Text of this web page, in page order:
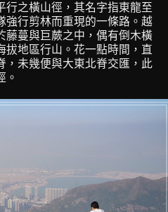
行之橫山徑，其名字指東龍至
強行剪林而重現的一條路。越
藤蔓與巨蕨之中，偶有倒木橫
拔地區行山。花一點時間，直
，未幾便與大東北脊交匯，此
。